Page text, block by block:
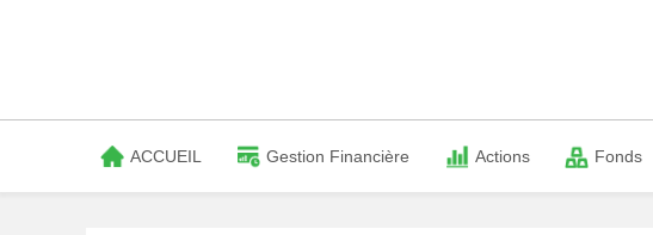
ACCUEIL Gestion Financière Actions Fonds